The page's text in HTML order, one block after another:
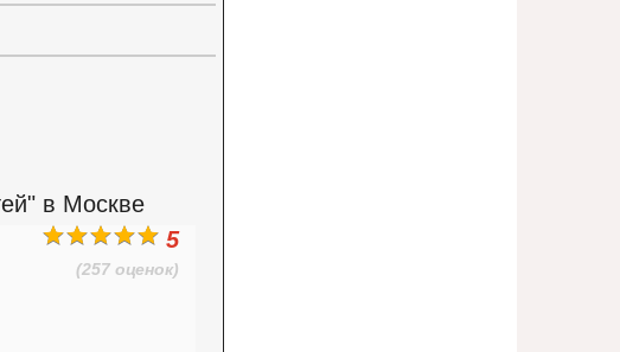
в Москве
5
(257 оценок)